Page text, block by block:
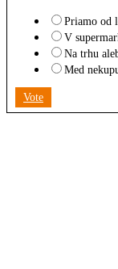
Priamo od
V
Na trhu
Med
Vote